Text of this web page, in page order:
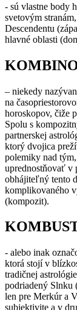
- sú vlastne body
svetovým
Descendentu
hlavné oblasti
– niekedy
na
horoskopov, čiže
Spolu s
partnerskej
ktorý dvojica
polemiky nad
uprednostňovať v
obhájiteľný tento
komplikovaného
(kompozit).
- alebo inak
ktorá stojí v
tradičnej
podriadený Slnku
len pre Merkúr a
subjektivite a v